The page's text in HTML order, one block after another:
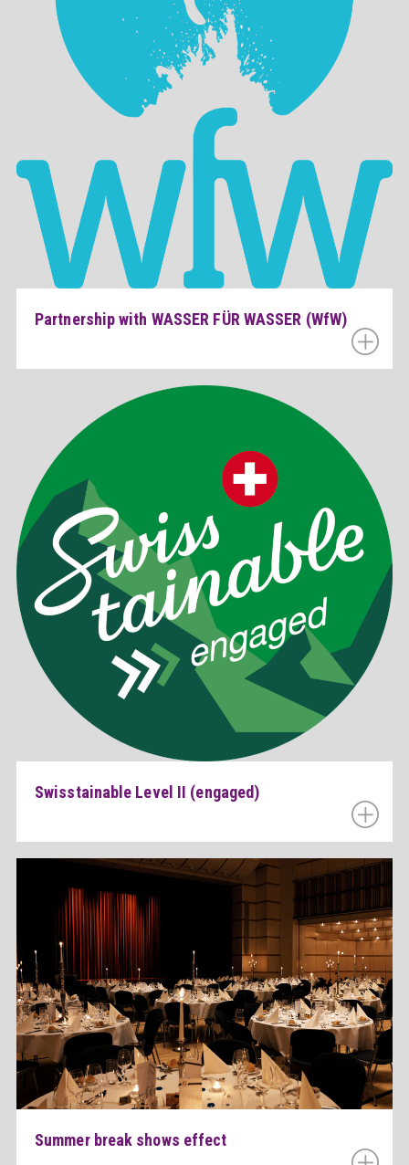
Partnership with WASSER FÜR WASSER (WfW)
Swisstainable Level II (engaged)
Summer break shows effect